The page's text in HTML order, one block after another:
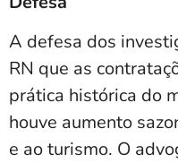
A defesa dos
RN que as
prática histórica do
houve aumento
e ao turismo. O